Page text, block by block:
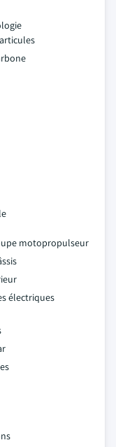
motopropulseur
électriques